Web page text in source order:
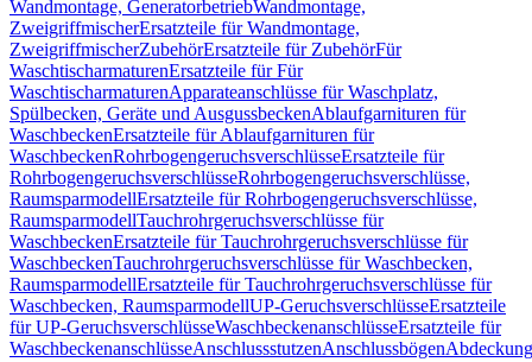
Wandmontage, GeneratorbetriebWandmontage,
ZweigriffmischerErsatzteile für Wandmontage,
ZweigriffmischerZubehörErsatzteile für ZubehörFür
WaschtischarmaturenErsatzteile für Für
WaschtischarmaturenApparateanschlüsse für Waschplatz,
Spülbecken, Geräte und AusgussbeckenAblaufgarnituren für
WaschbeckenErsatzteile für Ablaufgarnituren für
WaschbeckenRohrbogengeruchsverschlüsseErsatzteile für
RohrbogengeruchsverschlüsseRohrbogengeruchsverschlüsse,
RaumsparmodellErsatzteile für Rohrbogengeruchsverschlüsse,
RaumsparmodellTauchrohrgeruchsverschlüsse für
WaschbeckenErsatzteile für Tauchrohrgeruchsverschlüsse für
WaschbeckenTauchrohrgeruchsverschlüsse für Waschbecken,
RaumsparmodellErsatzteile für Tauchrohrgeruchsverschlüsse für
Waschbecken, RaumsparmodellUP-GeruchsverschlüsseErsatzteile
für UP-GeruchsverschlüsseWaschbeckenanschlüsseErsatzteile für
WaschbeckenanschlüsseAnschlussstutzenAnschlussbögen